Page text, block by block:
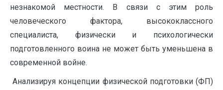
незнакомой местности. В связи с этим роль
человеческого фактора, высококлассного
специалиста, физически и психологически
подготовленного воина не может быть уменьшена в
современной войне.
Анализируя концепции физической подготовки (ФП)